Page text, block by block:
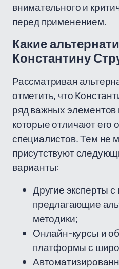
внимательного и
перед применением.
Какие
Константину
Рассматривая
отметить, что
ряд важных элементов
которые отличают его
специалистов. Тем не
присутствуют
варианты:
Другие эксперты
предлагающие
методики;
Онлайн-курсы и
платформы с